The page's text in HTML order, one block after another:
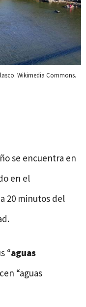
Wikimedia Commons.
se encuentra en
en el
20 minutos del
“aguas
“aguas